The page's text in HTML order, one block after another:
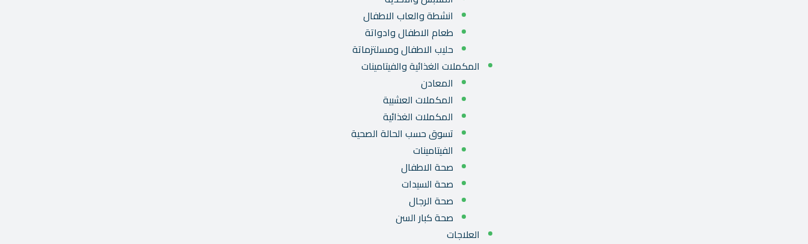
انشطة والعاب الاطفال
طعام الاطفال وادواتة
حليب الاطفال ومسلتزماتة
المكملات الغذائية والفيتامينات
المعادن
المكملات العشبية
المكملات الغذائية
تسوق حسب الحالة الصحية
الفيتامينات
صحة الاطفال
صحة السيدات
صحة الرجال
صحة كبار السن
العلاجات